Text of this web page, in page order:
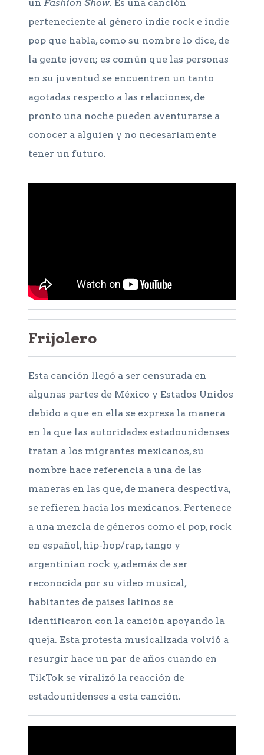
un Fashion Show. Es una canción
perteneciente al género indie rock e indie
pop que habla, como su nombre lo dice, de
la gente joven; es común que las personas
en su juventud se encuentren un tanto
agotadas respecto a las relaciones, de
pronto una noche pueden aventurarse a
conocer a alguien y no necesariamente
tener un futuro.
Frijolero
Esta canción llegó a ser censurada en
algunas partes de México y Estados Unidos
debido a que en ella se expresa la manera
en la que las autoridades estadounidenses
tratan a los migrantes mexicanos, su
nombre hace referencia a una de las
maneras en las que, de manera despectiva,
se refieren hacia los mexicanos. Pertenece
a una mezcla de géneros como el pop, rock
en español, hip-hop/rap, tango y
argentinian rock y, además de ser
reconocida por su video musical,
habitantes de países latinos se
identificaron con la canción apoyando la
queja. Esta protesta musicalizada volvió a
resurgir hace un par de años cuando en
TikTok se viralizó la reacción de
estadounidenses a esta canción.